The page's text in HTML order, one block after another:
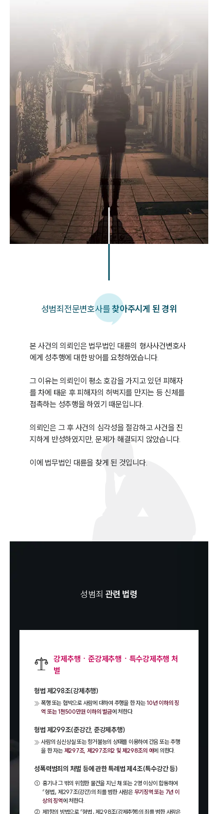
성범죄전문변호사를찾아주시게 된 경위
본 사건의 의뢰인은 법무법인 대륜의 형사사건변호사
에게 성추행에 대한 방어를 요청하였습니다.
그 이유는 의뢰인이 평소 호감을 가지고 있던 피해자
를 차에 태운 후 피해자의 허벅지를 만지는 등 신체를
접촉하는 성추행을 하였기 때문입니다.
의뢰인은 그 후 사건의 심각성을 절감하고 사건을 진
지하게 반성하였지만, 문제가 해결되지 않았습니다.
이에 법무법인 대륜을 찾게 된 것입니다.
성범죄 관련 법령
강제추행ㆍ준강제추행ㆍ특수강제추행 처
벌
형법 제298조(강제추행)
폭행 또는 협박으로 사람에 대하여 추행을 한 자는10년 이하의 징
역 또는 1천500만원 이하의 벌금에 처한다.
형법 제299조(준강간, 준강제추행)
사람의 심신상실 또는 항거불능의 상태를 이용하여 간음 또는 추행
을 한 자는 제297조, 제297조의2 및 제298조의 예에 의한다.
성폭력범죄의 처벌 등에 관한 특례법 제4조(특수강간 등)
① 흉기나 그 밖의 위험한 물건을 지닌 채 또는 2명 이상이 합동하여
「형법」 제297조(강간)의 죄를 범한 사람은 무기징역 또는 7년 이
상의 징역에 처한다.
② 제1항의 방법으로 「형법」 제298조(강제추행)의 죄를 범한 사람은